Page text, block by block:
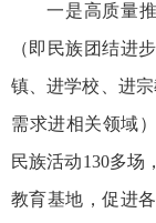
一是高质量
（即民族团结进
镇、进学校、进
需求进相关领域
民族活动130多场
教育基地，促进